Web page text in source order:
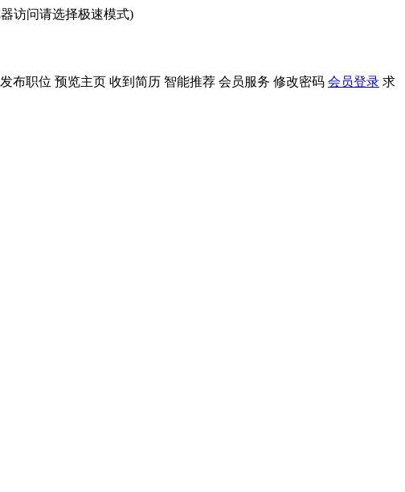
访问请选择极速模式)
发布职位 预览主页 收到简历 智能推荐 会员服务 修改密码 会员登录 求